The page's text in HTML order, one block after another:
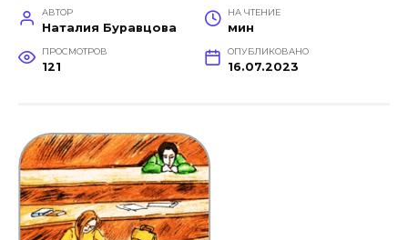
АВТОР
Наталия Буравцова
НА ЧТЕНИЕ
мин
ПРОСМОТРОВ
121
ОПУБЛИКОВАНО
16.07.2023